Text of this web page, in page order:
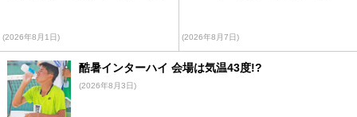
(2026年8月1日) (2026年8月7日)
酷暑インターハイ 会場は気温43度!?
(2026年8月3日)